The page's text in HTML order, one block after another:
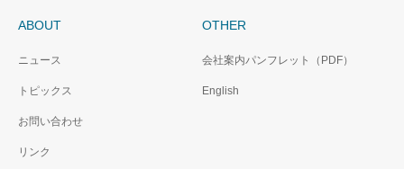
ABOUT
ニュース
トピックス
お問い合わせ
リンク
OTHER
会社案内パンフレット（PDF）
English